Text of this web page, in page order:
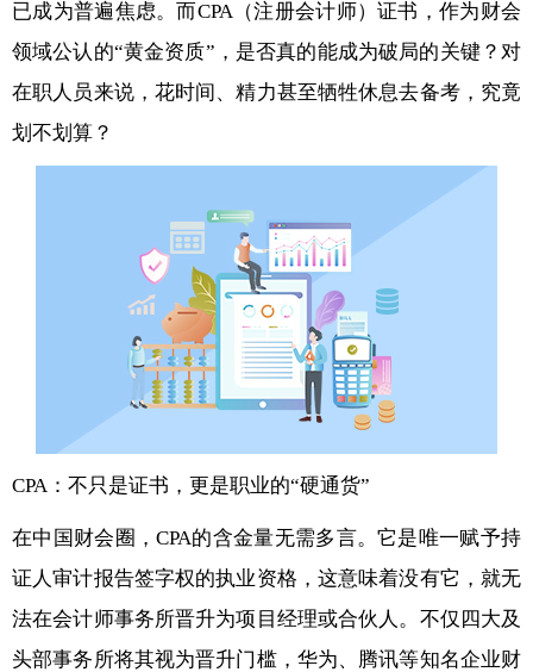
已成为普遍焦虑。而CPA（注册会计师）证书，作为财会
领域公认的“黄金资质”，是否真的能成为破局的关键？对
在职人员来说，花时间、精力甚至牺牲休息去备考，究竟
划不划算？
CPA：不只是证书，更是职业的“硬通货”
在中国财会圈，CPA的含金量无需多言。它是唯一赋予持
证人审计报告签字权的执业资格，这意味着没有它，就无
法在会计师事务所晋升为项目经理或合伙人。不仅四大及
头部事务所将其视为晋升门槛，华为、腾讯等知名企业财